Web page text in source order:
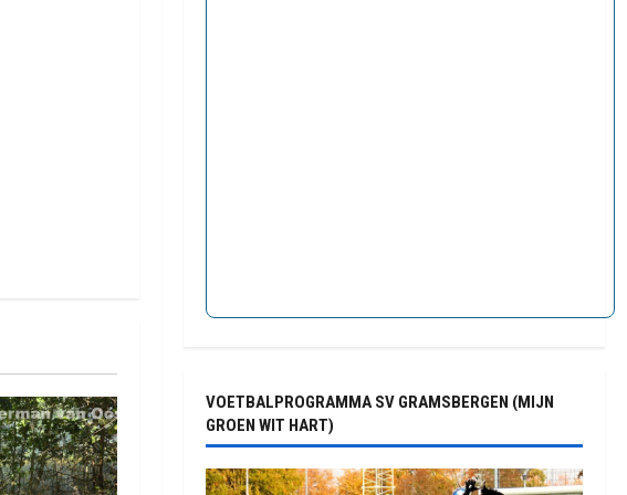
VOETBALPROGRAMMA SV GRAMSBERGEN (MIJN
GROEN WIT HART)